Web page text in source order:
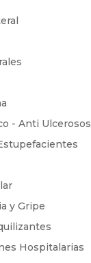
- Anti Ulcerosos
y Gripe
Hospitalarias